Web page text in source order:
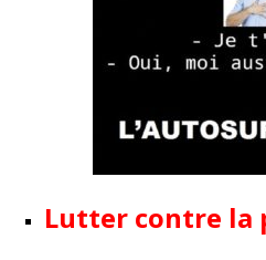
Lutter contre la